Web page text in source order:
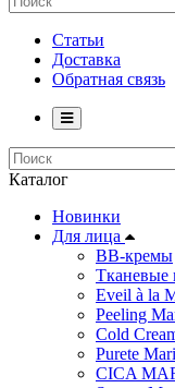
Статьи
Доставка
Обратная связь
Каталог
Новинки
Для лица
ВВ-кремы
Тканевые
Eveil à la
Peeling
Cold
Purete
СICA